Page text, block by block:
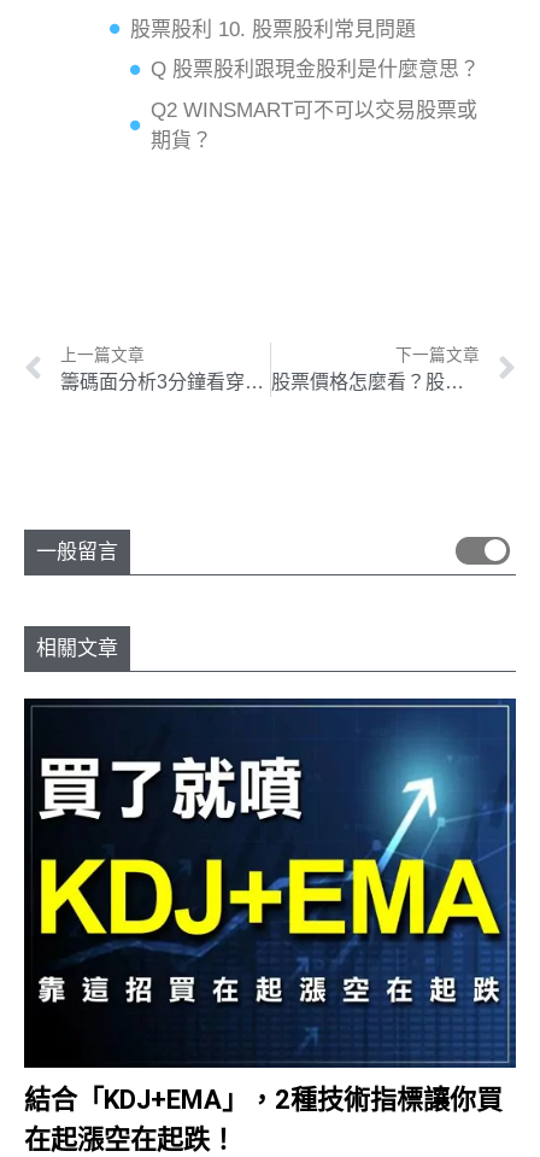
股票股利 10. 股票股利常見問題
Q 股票股利跟現金股利是什麼意思？
Q2 WINSMART可不可以交易股票或
期貨？
上一篇文章
籌碼面分析3分鐘看穿主力進出，買賣股票掌握三大法人與千張大戶持股，讓自己立於不敗之地！
下一篇文章
股票價格怎麼看？股票價格跳1次幾點？股票價格怎麼計算？股票價格查詢哪裡查？
一般留言
相關文章
結合「KDJ+EMA」，2種技術指標讓你買
在起漲空在起跌！